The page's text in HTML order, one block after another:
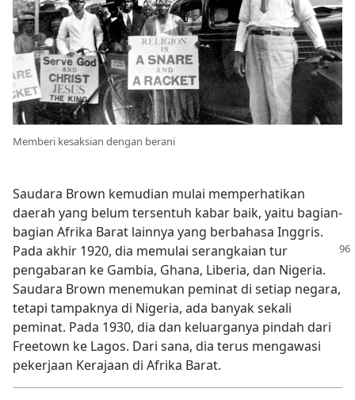
Memberi kesaksian dengan berani
Saudara Brown kemudian mulai memperhatikan
daerah yang belum tersentuh kabar baik, yaitu bagian-
bagian Afrika Barat lainnya yang berbahasa Inggris.
Pada akhir 1920, dia memulai serangkaian tur
pengabaran ke Gambia, Ghana, Liberia, dan Nigeria.
Saudara Brown menemukan peminat di setiap negara,
tetapi tampaknya di Nigeria, ada banyak sekali
peminat. Pada 1930, dia dan keluarganya pindah dari
Freetown ke Lagos. Dari sana, dia terus mengawasi
pekerjaan Kerajaan di Afrika Barat.